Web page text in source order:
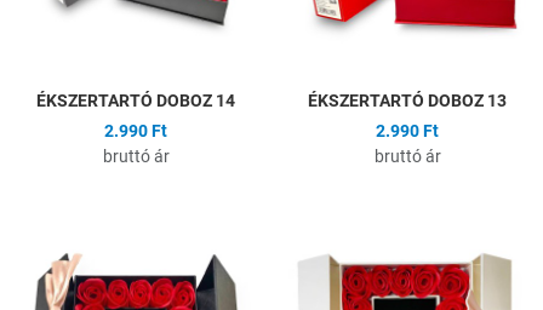
ÉKSZERTARTÓ DOBOZ 14
2.990 Ft
bruttó ár
ÉKSZERTARTÓ DOBOZ 13
2.990 Ft
bruttó ár
Összehasonlítás